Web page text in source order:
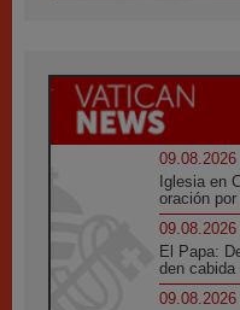
09.08.2026
Iglesia en
oración
09.08.2026
El Papa:
den
09.08.2026